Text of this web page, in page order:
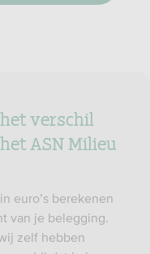
verschil
ASN Milieu
euro’s berekenen
van je belegging.
zelf hebben